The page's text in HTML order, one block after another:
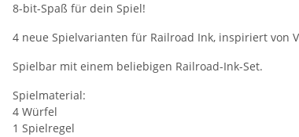
8-bit-Spaß für dein Spiel!
4 neue Spielvarianten für Railroad Ink, inspiriert von
Spielbar mit einem beliebigen Railroad-Ink-Set.
Spielmaterial:
4 Würfel
1 Spielregel